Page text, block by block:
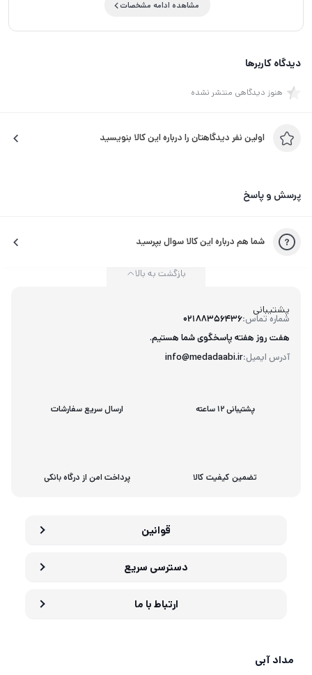
مشاهده ادامه مشخصات
دیدگاه کاربرها
هنوز دیدگاهی منتشر نشده
اولین نفر دیدگاهتان را درباره این کالا بنویسید
پرسش و پاسخ
شما هم درباره این کالا سوال بپرسید
پشتیبانی
شماره تماس:02188356436
آدرس ایمیل:info@medadaabi.ir
هفت روز هفته پاسخگوی شما هستیم.
بازگشت به بالا
پشتیبانی 12 ساعته ارسال سریع سفارشات
تضمین کیفیت کالا پرداخت امن از درگاه بانکی
قوانین
دسترسی سریع
ارتباط با ما
مداد آبی